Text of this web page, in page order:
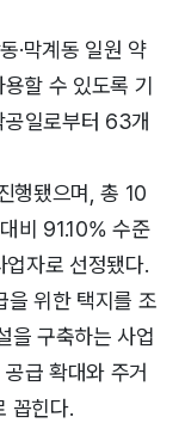
·막계동 일원 약
할 수 있도록 기
공일로부터 63개
행됐으며, 총 10
비 91.10% 수준
자로 선정됐다.
을 위한 택지를 조
을 구축하는 사업
급 확대와 주거
꼽힌다.